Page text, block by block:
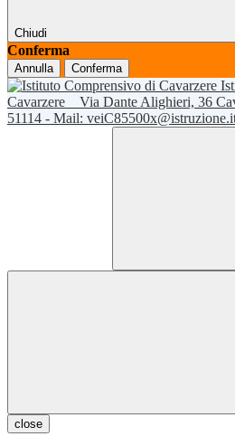
Chiudi
Conferma
Annulla Conferma
Cavarzere
Via Dante Alighieri, 36
51114 - Mail:
close